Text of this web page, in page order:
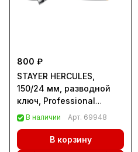
800 ₽
STAYER HERCULES,
150/24 мм, разводной
ключ, Professional
(27262-15)
В наличии Арт. 69948
В корзину